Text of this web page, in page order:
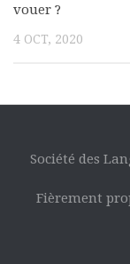
vouer ?
4 OCT, 2020
Société des
Fièrement